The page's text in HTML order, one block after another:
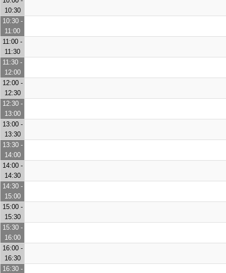
10:30
10:30 -
11:00
11:00 -
11:30
11:30 -
12:00
12:00 -
12:30
12:30 -
13:00
13:00 -
13:30
13:30 -
14:00
14:00 -
14:30
14:30 -
15:00
15:00 -
15:30
15:30 -
16:00
16:00 -
16:30
16:30 -